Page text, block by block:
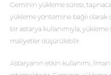
Geminin yükleme süresi,
yükleme yöntemine bağlı
bir astarya kullanımıyla,
maliyetler düşürülebilir.
Astaryanın etkin kullanımı,